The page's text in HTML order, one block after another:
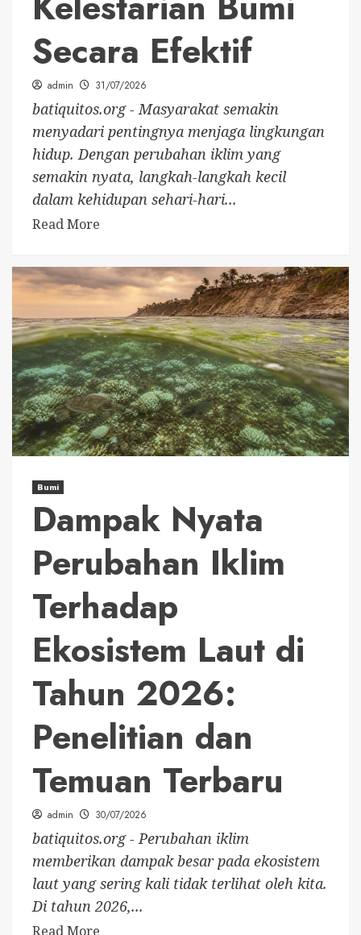
Secara Efektif
admin 31/07/2026
batiquitos.org - Masyarakat semakin
menyadari pentingnya menjaga lingkungan
hidup. Dengan perubahan iklim yang
semakin nyata, langkah-langkah kecil
dalam kehidupan sehari-hari...
Read More
Bumi
Dampak Nyata
Perubahan Iklim
Terhadap
Ekosistem Laut di
Tahun 2026:
Penelitian dan
Temuan Terbaru
admin 30/07/2026
batiquitos.org - Perubahan iklim
memberikan dampak besar pada ekosistem
laut yang sering kali tidak terlihat oleh kita.
Di tahun 2026,...
Read More